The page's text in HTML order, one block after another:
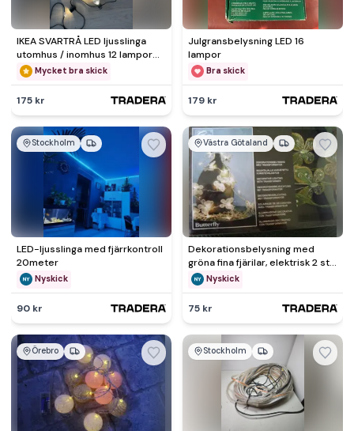
IKEA SVARTRÅ LED ljusslinga
utomhus / inomhus 12 lampor
IP44Mycket bra skick
175 kr
Julgransbelysning LED 16
lampor
Bra skick
179 kr
Stockholm
LED-ljusslinga med fjärrkontroll
20meter
Nyskick
90 kr
Västra Götaland
Dekorationsbelysning med
gröna fina fjärilar, elektrisk 2 st
mkt fina oanvända
Nyskick
75 kr
Örebro Stockholm